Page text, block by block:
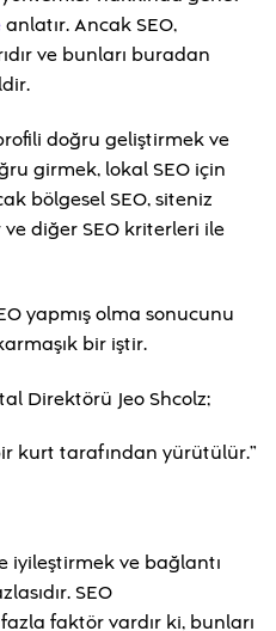
anlatır. Ancak SEO,
ve bunları buradan
doğru geliştirmek ve
girmek, lokal SEO için
bölgesel SEO, siteniz
ve diğer SEO kriterleri ile
yapmış olma sonucunu
bir iştir.
Direktörü Jeo Shcolz;
kurt tarafından yürütülür.”
iyileştirmek ve bağlantı
SEO
faktör vardır ki, bunları